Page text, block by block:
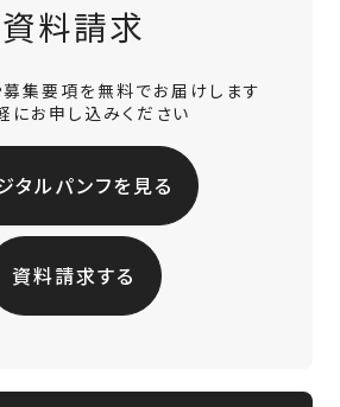
資料請求
募集要項を無料でお届けします
にお申し込みください
タルパンフを見る
資料請求する